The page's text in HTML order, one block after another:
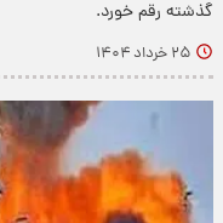
گذشته رقم خورد.
۲۵ خرداد ۱۴۰۴